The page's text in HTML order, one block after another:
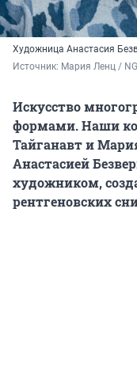
Художница Анастасия
Источник: Мария Ленц /
Искусство
формами. Наши
Тайганавт и
Анастасией
художником,
рентгеновских